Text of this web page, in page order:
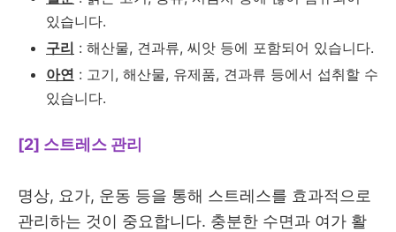
있습니다.
구리 : 해산물, 견과류, 씨앗 등에 포함되어 있습니다.
아연 : 고기, 해산물, 유제품, 견과류 등에서 섭취할 수
있습니다.
[2] 스트레스 관리
명상, 요가, 운동 등을 통해 스트레스를 효과적으로
관리하는 것이 중요합니다. 충분한 수면과 여가 활